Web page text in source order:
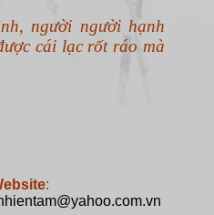
người người hạnh
cái lạc rốt ráo mà
: